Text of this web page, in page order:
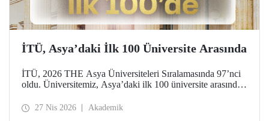
İTÜ, Asya’daki İlk 100 Üniversite Arasında
İTÜ, 2026 THE Asya Üniversiteleri Sıralamasında 97’nci
oldu. Üniversitemiz, Asya’daki ilk 100 üniversite arasında
göstergesinde (araştırma kalitesi, araştırma çevresi,
27 Nis 2026 Akademik